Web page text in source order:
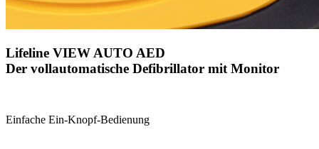
Lifeline VIEW AUTO AED
Der vollautomatische Defibrillator mit Monitor
Einfache Ein-Knopf-Bedienung